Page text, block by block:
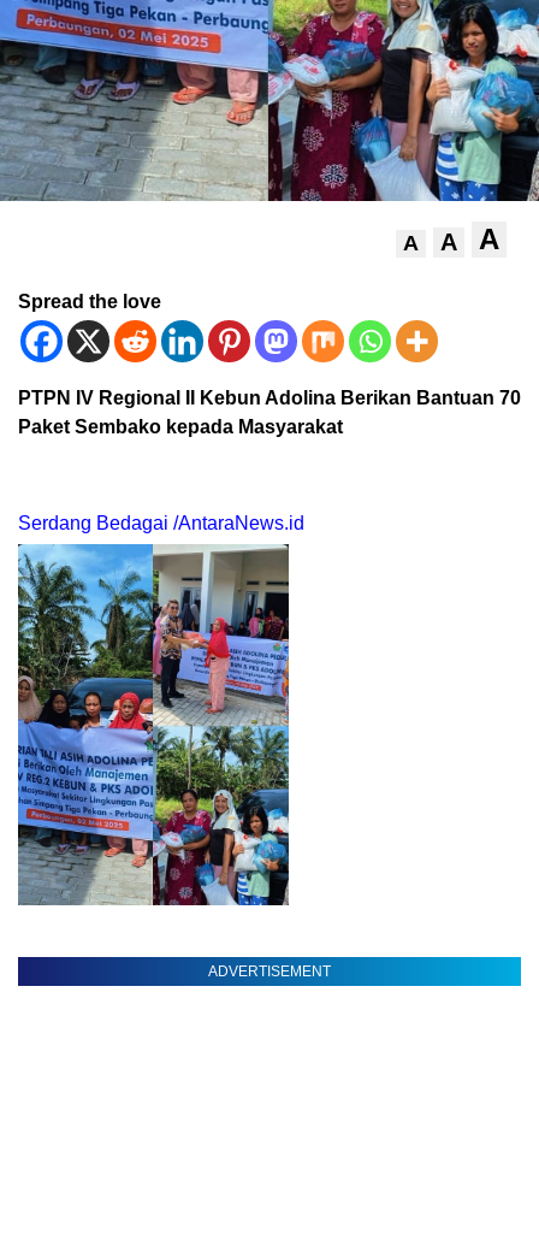
A A A
Spread the love
PTPN IV Regional II Kebun Adolina Berikan Bantuan 70
Paket Sembako kepada Masyarakat
Serdang Bedagai /AntaraNews.id
ADVERTISEMENT